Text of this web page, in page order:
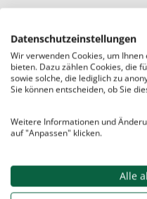
UnsereAngebote
vor Ort und
Beim
Laufzeitverträge
Sie zahlen beim
Datenschutzeinstellungen
Wir verwenden Cookies, um
bieten. Dazu zählen Cookies, die
sowie solche, die lediglich zu
Sie können entscheiden, ob Sie
Weitere Informationen und
auf "Anpassen" klicken.
Alle